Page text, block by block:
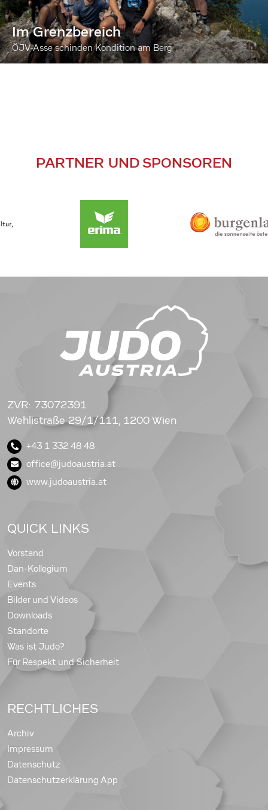
Im Grenzbereich
ÖJV-Asse schinden Kondition am Berg
PARTNER UND SPONSOREN
ZVR: 73072391
Wehlistraße 29/1/111, 1200 Wien
+43 1 332 48 48
office@judoaustria.at
www.judoaustria.at
QUICK LINKS
Vorstand
Dan-Kollegium
Events
Bilder und Videos
Downloads
Standorte
Was ist Judo?
Für Respekt und Sicherheit
RECHTLICHES
Archiv
Impressum
Datenschutz
Datenschutzerklärung App